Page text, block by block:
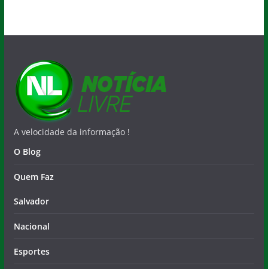
A velocidade da informação !
O Blog
Quem Faz
Salvador
Nacional
Esportes